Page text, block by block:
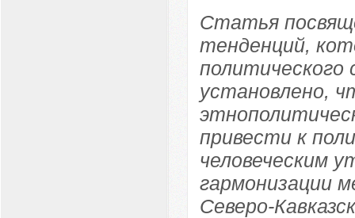
Статья
тенденций,
политического
установлено,
привести к
человеческим
гармонизации
Северо-